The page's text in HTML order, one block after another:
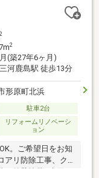
2
2
(築27年6ヶ月)
河鹿島駅 徒歩13分
形原町北浜
駐車2台
リフォームリノベーシ
ョン
。ご希望日をお知
アリ防除工事、ク